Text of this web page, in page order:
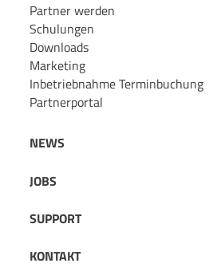
Partner werden
Schulungen
Downloads
Marketing
Inbetriebnahme Terminbuchung
Partnerportal
NEWS
JOBS
SUPPORT
KONTAKT